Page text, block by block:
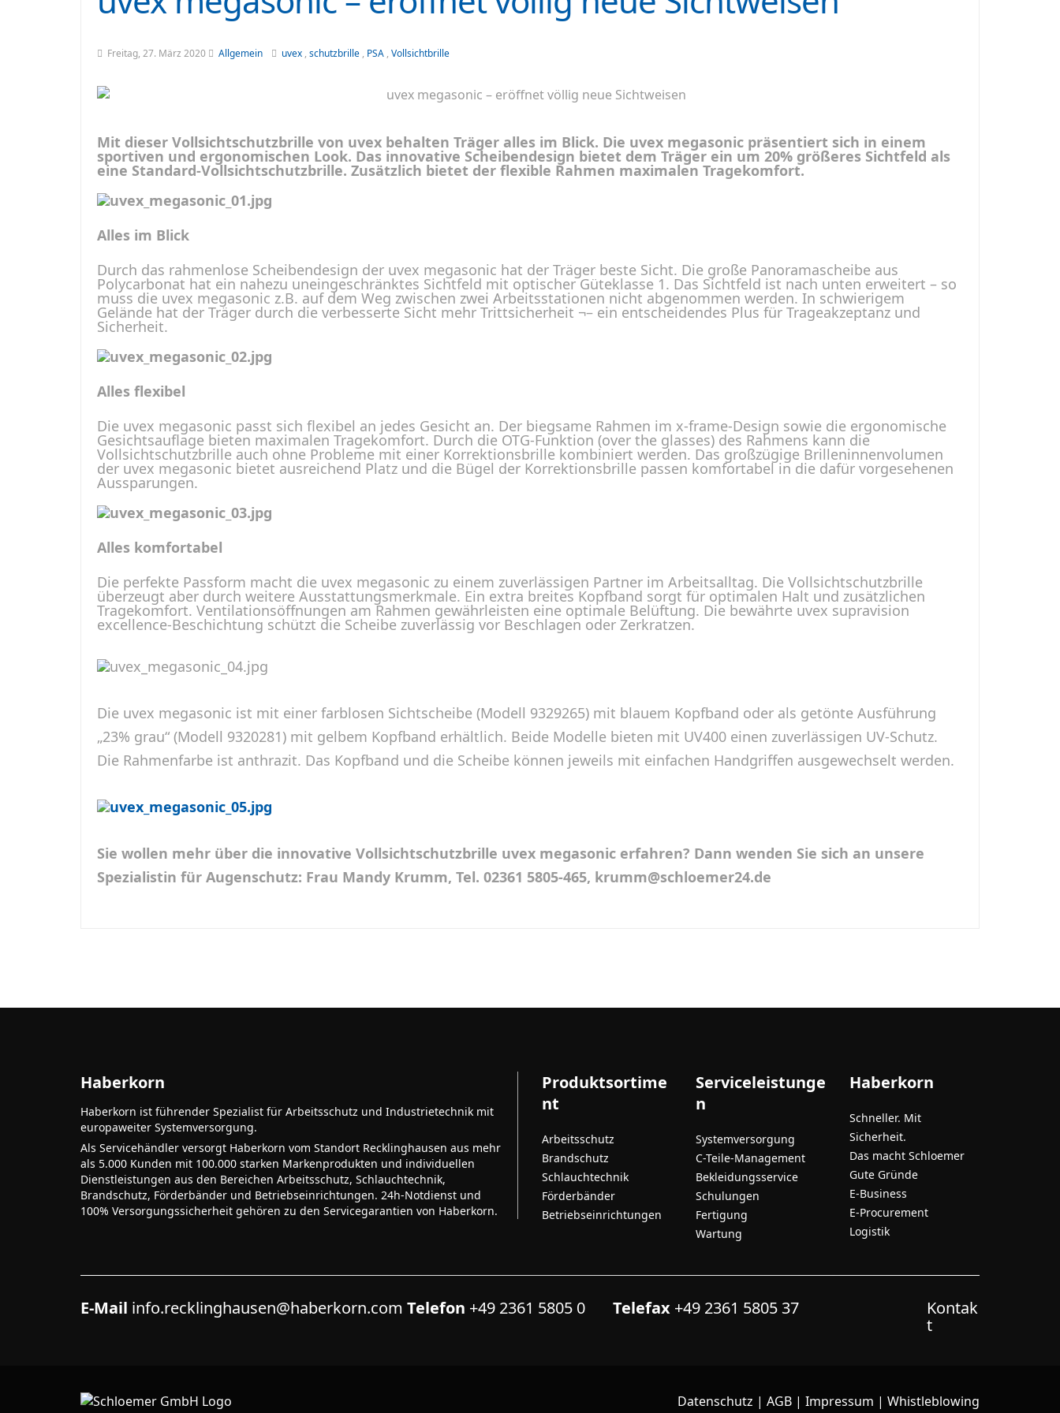
Freitag, 27. März 2020 Allgemein uvex , schutzbrille , PSA , Vollsichtbrille
Mit dieser Vollsichtschutzbrille von uvex behalten Träger alles im Blick. Die uvex megasonic präsentiert sich in einem
sportiven und ergonomischen Look. Das innovative Scheibendesign bietet dem Träger ein um 20% größeres Sichtfeld als
eine Standard-Vollsichtschutzbrille. Zusätzlich bietet der flexible Rahmen maximalen Tragekomfort.
Alles im Blick
Durch das rahmenlose Scheibendesign der uvex megasonic hat der Träger beste Sicht. Die große Panoramascheibe aus
Polycarbonat hat ein nahezu uneingeschränktes Sichtfeld mit optischer Güteklasse 1. Das Sichtfeld ist nach unten erweitert – so
muss die uvex megasonic z.B. auf dem Weg zwischen zwei Arbeitsstationen nicht abgenommen werden. In schwierigem
Gelände hat der Träger durch die verbesserte Sicht mehr Trittsicherheit ¬– ein entscheidendes Plus für Trageakzeptanz und
Sicherheit.
Alles flexibel
Die uvex megasonic passt sich flexibel an jedes Gesicht an. Der biegsame Rahmen im x-frame-Design sowie die ergonomische
Gesichtsauflage bieten maximalen Tragekomfort. Durch die OTG-Funktion (over the glasses) des Rahmens kann die
Vollsichtschutzbrille auch ohne Probleme mit einer Korrektionsbrille kombiniert werden. Das großzügige Brilleninnenvolumen
der uvex megasonic bietet ausreichend Platz und die Bügel der Korrektionsbrille passen komfortabel in die dafür vorgesehenen
Aussparungen.
Alles komfortabel
Die perfekte Passform macht die uvex megasonic zu einem zuverlässigen Partner im Arbeitsalltag. Die Vollsichtschutzbrille
überzeugt aber durch weitere Ausstattungsmerkmale. Ein extra breites Kopfband sorgt für optimalen Halt und zusätzlichen
Tragekomfort. Ventilationsöffnungen am Rahmen gewährleisten eine optimale Belüftung. Die bewährte uvex supravision
excellence-Beschichtung schützt die Scheibe zuverlässig vor Beschlagen oder Zerkratzen.
Die uvex megasonic ist mit einer farblosen Sichtscheibe (Modell 9329265) mit blauem Kopfband oder als getönte Ausführung
„23% grau“ (Modell 9320281) mit gelbem Kopfband erhältlich. Beide Modelle bieten mit UV400 einen zuverlässigen UV-Schutz.
Die Rahmenfarbe ist anthrazit. Das Kopfband und die Scheibe können jeweils mit einfachen Handgriffen ausgewechselt werden.
Sie wollen mehr über die innovative Vollsichtschutzbrille uvex megasonic erfahren? Dann wenden Sie sich an unsere
Spezialistin für Augenschutz: Frau Mandy Krumm, Tel. 02361 5805-465, krumm@schloemer24.de
Haberkorn
Haberkorn ist führender Spezialist für Arbeitsschutz und Industrietechnik mit
europaweiter Systemversorgung.
Als Servicehändler versorgt Haberkorn vom Standort Recklinghausen aus mehr
als 5.000 Kunden mit 100.000 starken Markenprodukten und individuellen
Dienstleistungen aus den Bereichen Arbeitsschutz, Schlauchtechnik,
Brandschutz, Förderbänder und Betriebseinrichtungen. 24h-Notdienst und
100% Versorgungssicherheit gehören zu den Servicegarantien von Haberkorn.
Produktsortime
nt
Arbeitsschutz
Brandschutz
Schlauchtechnik
Förderbänder
Betriebseinrichtungen
Serviceleistunge
n
Systemversorgung
C-Teile-Management
Bekleidungsservice
Schulungen
Fertigung
Wartung
Haberkorn
Schneller. Mit
Sicherheit.
Das macht Schloemer
Gute Gründe
E-Business
E-Procurement
Logistik
E-Mail info.recklinghausen@haberkorn.com Telefon +49 2361 5805 0 Telefax +49 2361 5805 37
Kontak
t
Datenschutz | AGB | Impressum | Whistleblowing